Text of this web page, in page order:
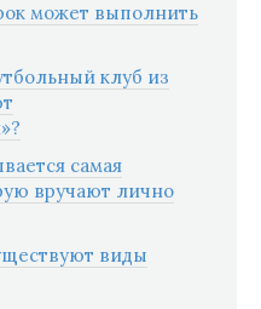
может выполнить
клуб из
самая
вручают лично
виды